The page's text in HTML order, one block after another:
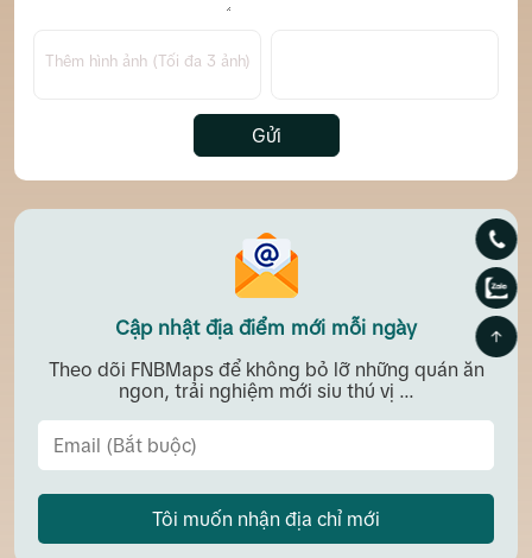
Thêm hình ảnh (Tối đa 3 ảnh)
Gửi
Cập nhật địa điểm mới mỗi ngày
Theo dõi FNBMaps để không bỏ lỡ những quán ăn
ngon, trải nghiệm mới siu thú vị ...
Tôi muốn nhận địa chỉ mới